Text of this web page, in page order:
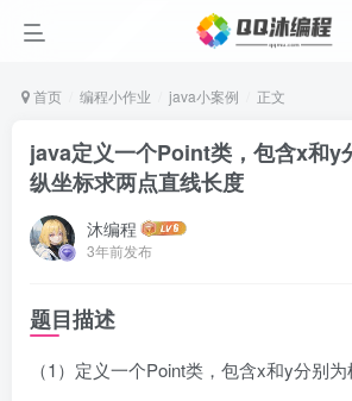
首页 编程小作业 java小案例 正文
java定义一个Point类，包含x和y
纵坐标求两点直线长度
沐编程
3年前发布
题目描述
（1）定义一个Point类，包含x和y分别